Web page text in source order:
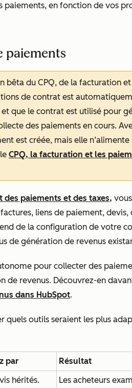
en fonction de vos
paiements
bêta du CPQ, de la facturation
de contrat est
et que le contrat est utilisé pour
des paiements en cours.
est créée, mais elle n’alimente
CPQ, la facturation et les
paiements et des taxes,
liens de paiement, devis,
de la configuration de votre
de génération de revenus
pour collecter des
de revenus. Découvrez-en
dans HubSpot.
outils seraient les plus
par
Résultat
hérités.
Les acheteurs